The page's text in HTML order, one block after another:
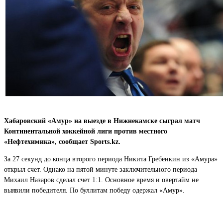
Хабаровский «Амур» на выезде в Нижнекамске сыграл матч
Континентальной хоккейной лиги против местного
«Нефтехимика», сообщает Sports.kz.
За 27 секунд до конца второго периода Никита Гребенкин из «Амура»
открыл счет. Однако на пятой минуте заключительного периода
Михаил Назаров сделал счет 1:1. Основное время и овертайм не
выявили победителя. По буллитам победу одержал «Амур».